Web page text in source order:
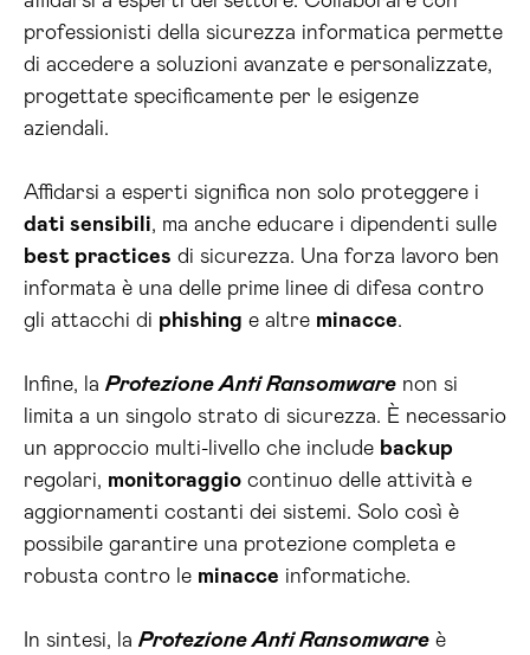
professionisti della sicurezza informatica permette
di accedere a soluzioni avanzate e personalizzate,
progettate specificamente per le esigenze
aziendali.
Affidarsi a esperti significa non solo proteggere i
dati sensibili, ma anche educare i dipendenti sulle
best practices di sicurezza. Una forza lavoro ben
informata è una delle prime linee di difesa contro
gli attacchi di phishing e altre minacce.
Infine, la Protezione Anti Ransomware non si
limita a un singolo strato di sicurezza. È necessario
un approccio multi-livello che include backup
regolari, monitoraggio continuo delle attività e
aggiornamenti costanti dei sistemi. Solo così è
possibile garantire una protezione completa e
robusta contro le minacce informatiche.
In sintesi, la Protezione Anti Ransomware è